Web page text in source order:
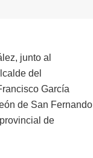
junto al
del
García
de San Fernando
de